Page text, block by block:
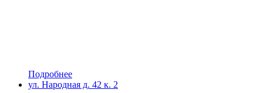
Подробнее
ул. Народная д. 42 к. 2